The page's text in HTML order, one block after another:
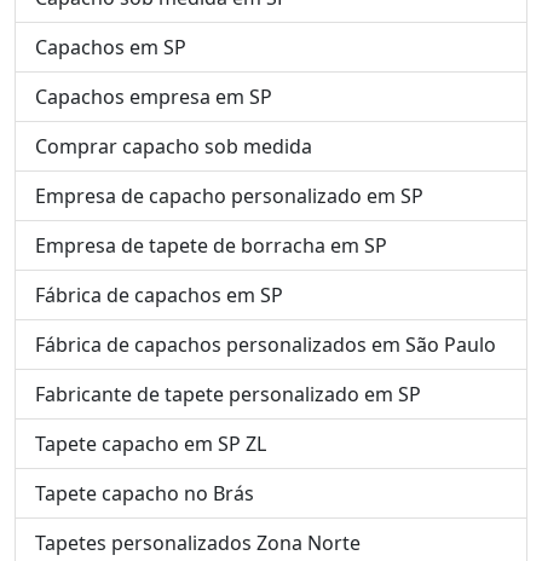
Capachos em SP
Capachos empresa em SP
Comprar capacho sob medida
Empresa de capacho personalizado em SP
Empresa de tapete de borracha em SP
Fábrica de capachos em SP
Fábrica de capachos personalizados em São Paulo
Fabricante de tapete personalizado em SP
Tapete capacho em SP ZL
Tapete capacho no Brás
Tapetes personalizados Zona Norte